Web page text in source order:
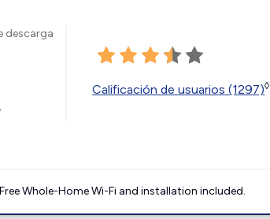
descarga
Calificación de usuarios (1297)◊
Whole-Home Wi-Fi and installation included.